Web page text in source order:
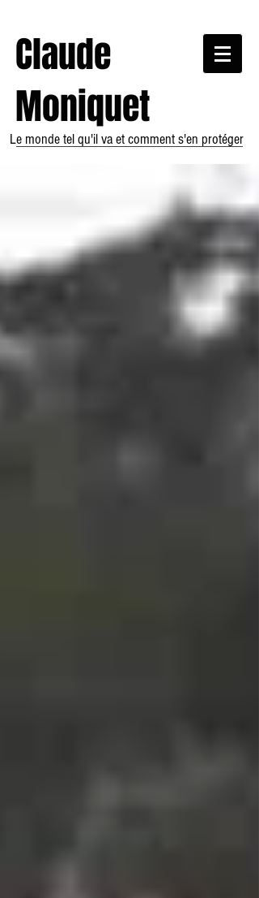
Claude
Moniquet
Le monde tel qu'il va et comment s'en protéger